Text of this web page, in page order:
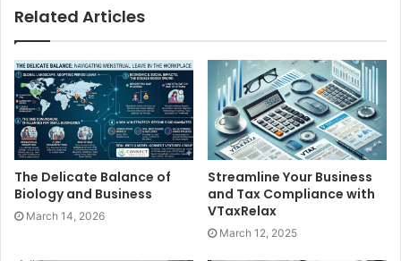
Related Articles
The Delicate Balance of
Biology and Business
March 14, 2026
Streamline Your Business
and Tax Compliance with
VTaxRelax
March 12, 2025